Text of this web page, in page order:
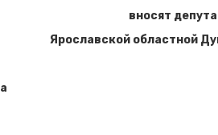
вносят
Ярославской областной